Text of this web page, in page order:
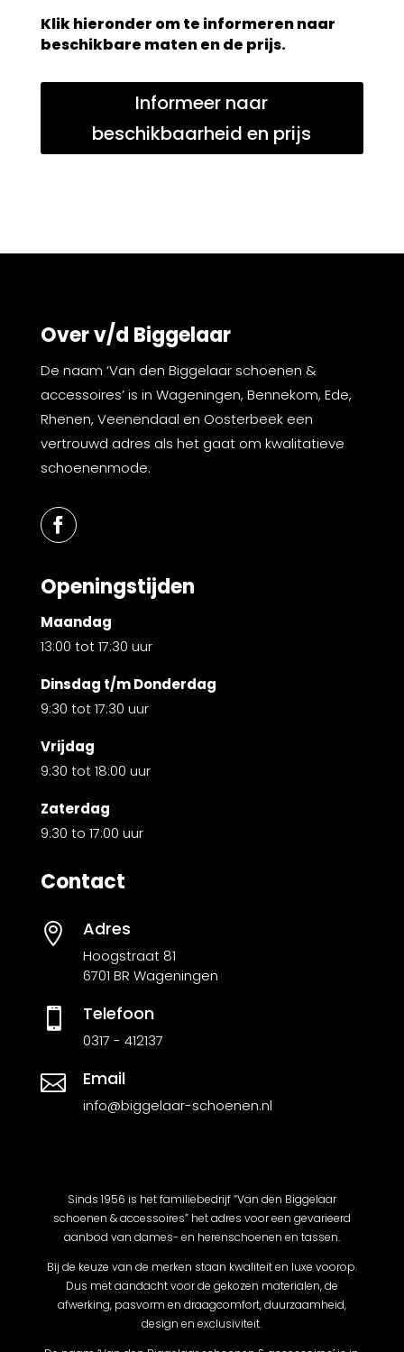
Klik hieronder om te informeren naar
beschikbare maten en de prijs.
Informeer naar
beschikbaarheid en prijs
Over v/d Biggelaar
De naam ‘Van den Biggelaar schoenen &
accessoires’ is in Wageningen, Bennekom, Ede,
Rhenen, Veenendaal en Oosterbeek een
vertrouwd adres als het gaat om kwalitatieve
schoenenmode.
Openingstijden
Maandag
13:00 tot 17:30 uur
Dinsdag t/m Donderdag
9:30 tot 17:30 uur
Vrijdag
9:30 tot 18:00 uur
Zaterdag
9:30 to 17:00 uur
Contact
 Adres
Hoogstraat 81
6701 BR Wageningen
 Telefoon
0317 - 412137
 Email
info@biggelaar-schoenen.nl
Sinds 1956 is het familiebedrijf “Van den Biggelaar
schoenen & accessoires” het adres voor een gevarieerd
aanbod van dames- en herenschoenen en tassen.
Bij de keuze van de merken staan kwaliteit en luxe voorop.
Dus met aandacht voor de gekozen materialen, de
afwerking, pasvorm en draagcomfort, duurzaamheid,
design en exclusiviteit.